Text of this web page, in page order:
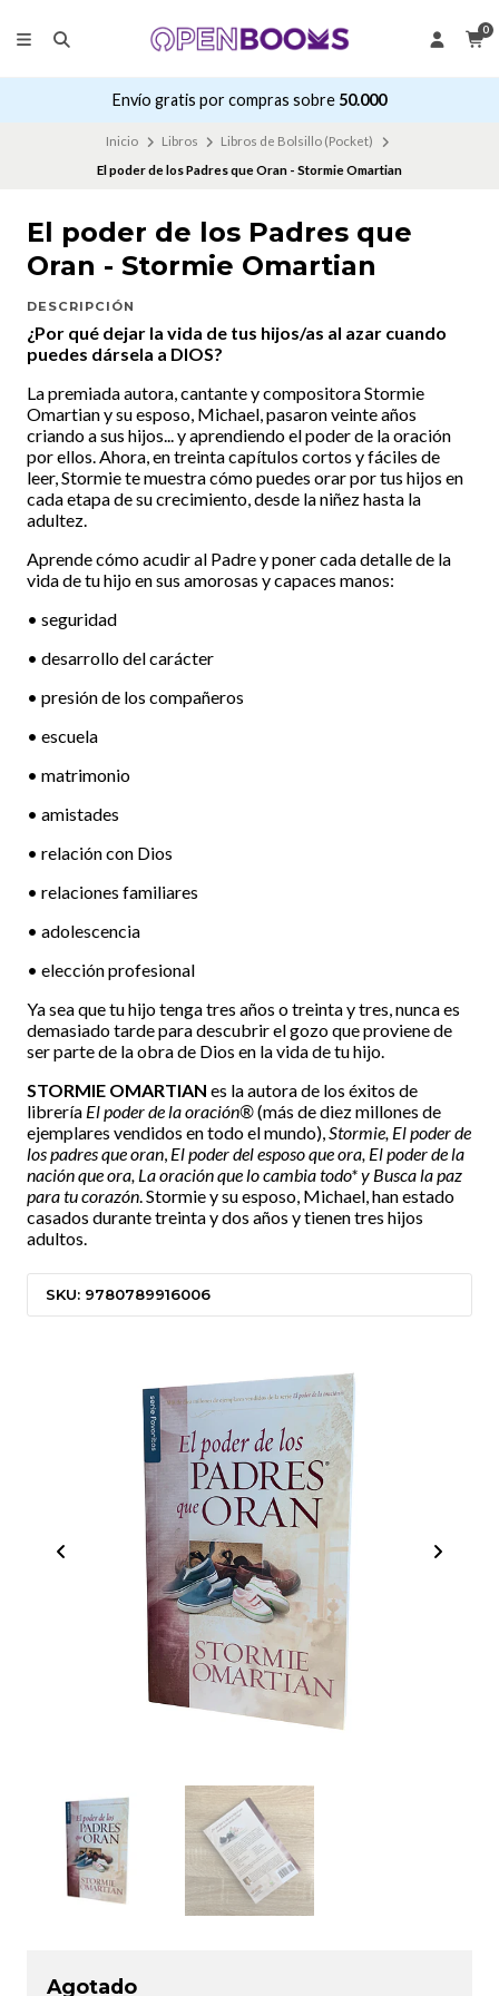
0
Envío gratis por compras sobre50.000
Inicio Libros
Libros de Bolsillo (Pocket)
El poder de los Padres que Oran - Stormie Omartian
El poder de los Padres que
Oran - Stormie Omartian
DESCRIPCIÓN
¿Por qué dejar la vida de tus hijos/as al azar cuando
puedes dársela a DIOS?
La premiada autora, cantante y compositora Stormie
Omartian y su esposo, Michael, pasaron veinte años
criando a sus hijos... y aprendiendo el poder de la oración
por ellos. Ahora, en treinta capítulos cortos y fáciles de
leer, Stormie te muestra cómo puedes orar por tus hijos en
cada etapa de su crecimiento, desde la niñez hasta la
adultez.
Aprende cómo acudir al Padre y poner cada detalle de la
vida de tu hijo en sus amorosas y capaces manos:
• seguridad
• desarrollo del carácter
• presión de los compañeros
• escuela
• matrimonio
• amistades
• relación con Dios
• relaciones familiares
• adolescencia
• elección profesional
Ya sea que tu hijo tenga tres años o treinta y tres, nunca es
demasiado tarde para descubrir el gozo que proviene de
ser parte de la obra de Dios en la vida de tu hijo.
STORMIE OMARTIAN es la autora de los éxitos de
librería El poder de la oración®(más de diez millones de
ejemplares vendidos en todo el mundo),Stormie, El poder de
los padres que oran, El poder del esposo que ora, El poder de la
nación que ora, La oración que lo cambia todo* y Busca la paz
para tu corazón. Stormie y su esposo, Michael, han estado
casados durante treinta y dos años y tienen tres hijos
adultos.
SKU: 9780789916006
Agotado